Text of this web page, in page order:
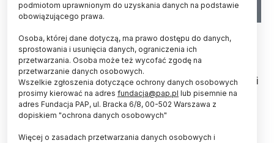
Nie ma żadnych wątpliwości, że przed
wprowadzeniem szczepień lockdown, dystans
społeczny i noszenie maseczek ograniczyły skutki
pandemii - wykazał raport brytyjskich
specjalistów. Zaznaczają, że to ważne wnioski
także na przyszłość.
podmiotom uprawnionym do uzyskania danych na podstawie
obowiązującego prawa.
Osoba, której dane dotyczą, ma prawo dostępu do danych,
sprostowania i usunięcia danych, ograniczenia ich
przetwarzania. Osoba może też wycofać zgodę na
przetwarzanie danych osobowych.
Wszelkie zgłoszenia dotyczące ochrony danych osobowych
prosimy kierować na adres fundacja@pap.pl lub pisemnie na
adres Fundacja PAP, ul. Bracka 6/8, 00-502 Warszawa z
dopiskiem "ochrona danych osobowych"
Więcej o zasadach przetwarzania danych osobowych i